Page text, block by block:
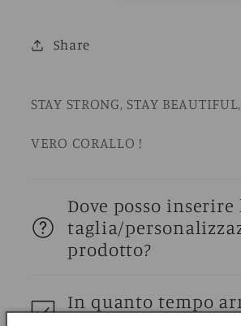
Share
STAY STRONG, STAY
VERO CORALLO !
Dove posso inserire
taglia/
prodotto?
In quanto tempo